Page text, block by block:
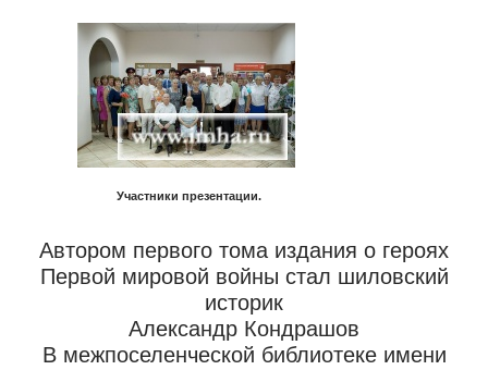
Участники презентации.
Автором первого тома издания о героях
Первой мировой войны стал шиловский
историк
Александр Кондрашов
В межпоселенческой библиотеке имени